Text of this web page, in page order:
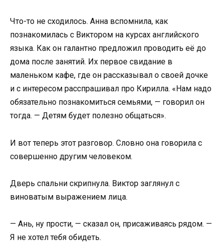
Что-то не сходилось. Анна вспомнила, как
познакомилась с Виктором на курсах английского
языка. Как он галантно предложил проводить её до
дома после занятий. Их первое свидание в
маленьком кафе, где он рассказывал о своей дочке
и с интересом расспрашивал про Кирилла. «Нам надо
обязательно познакомиться семьями, — говорил он
тогда. — Детям будет полезно общаться».
И вот теперь этот разговор. Словно она говорила с
совершенно другим человеком.
Дверь спальни скрипнула. Виктор заглянул с
виноватым выражением лица.
— Ань, ну прости, — сказал он, присаживаясь рядом. —
Я не хотел тебя обидеть.